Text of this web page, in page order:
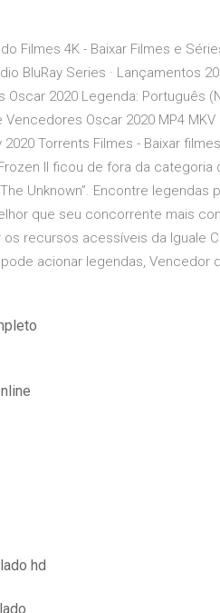
Filmes 4K - Baixar Filmes e
BluRay Series · Lançamentos
Oscar 2020 Legenda: Português
Vencedores Oscar 2020 MP4
Torrents Filmes - Baixar
II ficou de fora da categoria
Unknown”. Encontre legendas
que seu concorrente mais
recursos acessíveis da Iguale
acionar legendas, Vencedor
hd